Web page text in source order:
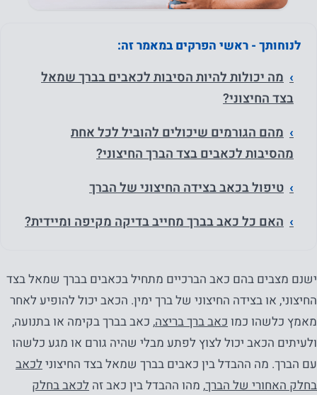
לנוחותך - ראשי הפרקים במאמר זה:
מה יכולות להיות הסיבות לכאבים בברך שמאל
בצד החיצוני?
מהם הגורמים שיכולים להוביל לכל אחת
מהסיבות לכאבים בצד הברך החיצוני?
טיפול בכאב בצידה החיצוני של הברך
האם כל כאב בברך מחייב בדיקה מקיפה ומיידית?
ישנם מצבים בהם כאב הברכיים מתחיל בכאבים בברך שמאל בצד
החיצוני, או בצידה החיצוני של ברך ימין. הכאב יכול להופיע לאחר
מאמץ כלשהו כמו כאב ברך בריצה, כאב בברך בקימה או בתנועה,
ולעיתים הכאב יכול לצוץ לפתע מבלי שהיה גורם או מגע כלשהו
עם הברך. מה ההבדל בין כאבים בברך שמאל בצד החיצוני לכאב
בחלק האחורי של הברך, מהו ההבדל בין כאב זה לכאב בחלק